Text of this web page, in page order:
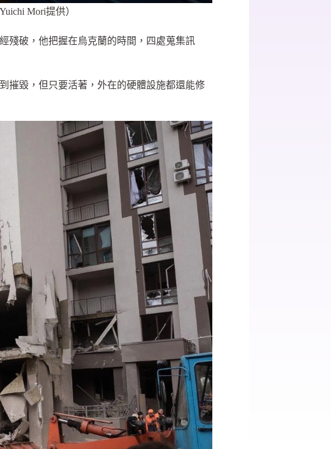
Mori提供）
殘破，他把握在烏克蘭的時間，四處蒐集訊
摧毀，但只要活著，外在的硬體設施都還能修